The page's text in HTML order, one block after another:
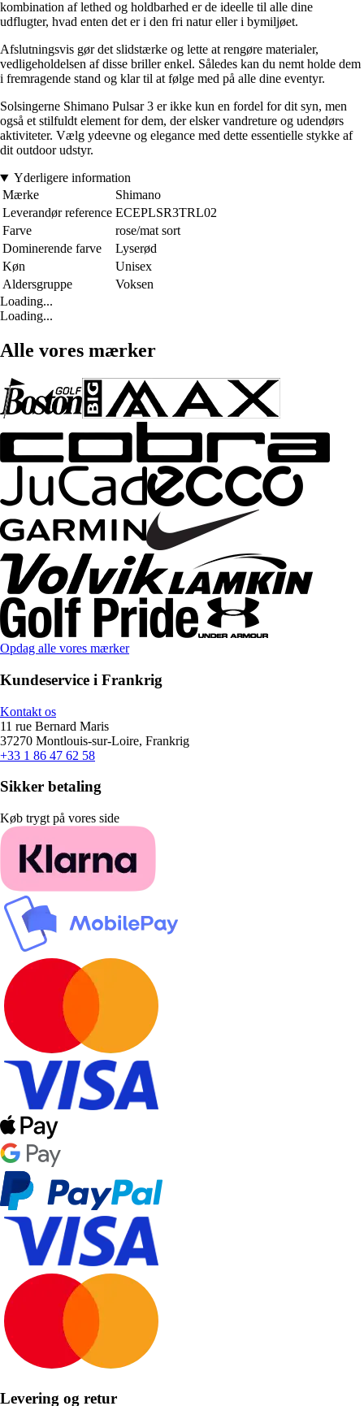
kombination af lethed og holdbarhed er de ideelle til alle dine
udflugter, hvad enten det er i den fri natur eller i bymiljøet.
Afslutningsvis gør det slidstærke og lette at rengøre materialer,
vedligeholdelsen af disse briller enkel. Således kan du nemt holde dem
i fremragende stand og klar til at følge med på alle dine eventyr.
Solsingerne Shimano Pulsar 3 er ikke kun en fordel for dit syn, men
også et stilfuldt element for dem, der elsker vandreture og udendørs
aktiviteter. Vælg ydeevne og elegance med dette essentielle stykke af
dit outdoor udstyr.
Yderligere information
Mærke
Shimano
Leverandør reference ECEPLSR3TRL02
Farve
rose/mat sort
Dominerende farve
Lyserød
Køn
Unisex
Aldersgruppe
Voksen
Loading...
Loading...
Alle vores mærker
Opdag alle vores mærker
Kundeservice i Frankrig
Kontakt os
11 rue Bernard Maris
37270 Montlouis-sur-Loire, Frankrig
+33 1 86 47 62 58
Sikker betaling
Køb trygt på vores side
Levering og retur